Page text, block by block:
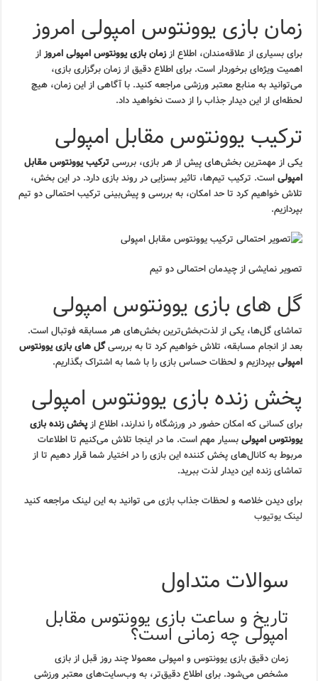
زمان بازی یوونتوس امپولی امروز
برای بسیاری از علاقه‌مندان، اطلاع اززمان بازی یوونتوس امپولی امروزاز
اهمیت ویژه‌ای برخوردار است. برای اطلاع دقیق از زمان برگزاری بازی،
می‌توانید به منابع معتبر ورزشی مراجعه کنید. با آگاهی از این زمان، هیچ
لحظه‌ای از این دیدار جذاب را از دست نخواهید داد.
ترکیب یوونتوس مقابل امپولی
یکی از مهمترین بخش‌های پیش از هر بازی، بررسیترکیب یوونتوس مقابل
امپولیاست. ترکیب تیم‌ها، تاثیر بسزایی در روند بازی دارد. در این بخش،
تلاش خواهیم کرد تا حد امکان، به بررسی و پیش‌بینی ترکیب احتمالی دو تیم
بپردازیم.
تصویر نمایشی از چیدمان احتمالی دو تیم
گل های بازی یوونتوس امپولی
تماشای گل‌ها، یکی از لذت‌بخش‌ترین بخش‌های هر مسابقه فوتبال است.
بعد از انجام مسابقه، تلاش خواهیم کرد تا به بررسیگل های بازی یوونتوس
امپولیبپردازیم و لحظات حساس بازی را با شما به اشتراک بگذاریم.
پخش زنده بازی یوونتوس امپولی
برای کسانی که امکان حضور در ورزشگاه را ندارند، اطلاع ازپخش زنده بازی
یوونتوس امپولیبسیار مهم است. ما در اینجا تلاش می‌کنیم تا اطلاعات
مربوط به کانال‌های پخش کننده این بازی را در اختیار شما قرار دهیم تا از
تماشای زنده این دیدار لذت ببرید.
برای دیدن خلاصه و لحظات جذاب بازی می توانید به این لینک مراجعه کنید
لینک یوتیوب
سوالات متداول
تاریخ و ساعت بازی یوونتوس مقابل
امپولی چه زمانی است؟
زمان دقیق بازی یوونتوس و امپولی معمولا چند روز قبل از بازی
مشخص می‌شود. برای اطلاع دقیق‌تر، به وب‌سایت‌های معتبر ورزشی